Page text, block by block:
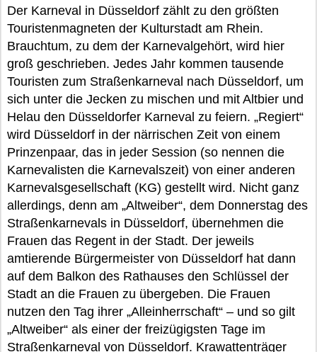
Der Karneval in Düsseldorf zählt zu den größten
Touristenmagneten der Kulturstadt am Rhein.
Brauchtum, zu dem der Karnevalgehört, wird hier
groß geschrieben. Jedes Jahr kommen tausende
Touristen zum Straßenkarneval nach Düsseldorf, um
sich unter die Jecken zu mischen und mit Altbier und
Helau den Düsseldorfer Karneval zu feiern. „Regiert“
wird Düsseldorf in der närrischen Zeit von einem
Prinzenpaar, das in jeder Session (so nennen die
Karnevalisten die Karnevalszeit) von einer anderen
Karnevalsgesellschaft (KG) gestellt wird. Nicht ganz
allerdings, denn am „Altweiber“, dem Donnerstag des
Straßenkarnevals in Düsseldorf, übernehmen die
Frauen das Regent in der Stadt. Der jeweils
amtierende Bürgermeister von Düsseldorf hat dann
auf dem Balkon des Rathauses den Schlüssel der
Stadt an die Frauen zu übergeben. Die Frauen
nutzen den Tag ihrer „Alleinherrschaft“ – und so gilt
„Altweiber“ als einer der freizügigsten Tage im
Straßenkarneval von Düsseldorf. Krawattenträger